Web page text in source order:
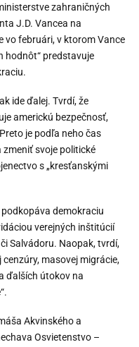
zahraničných
J.D. Vancea na
vo februári, v ktorom Vance
hodnôt“ predstavuje
ide ďalej. Tvrdí, že
americkú bezpečnosť,
je podľa neho čas
zmeniť svoje politické
s „kresťanskými
demokraciu
verejných inštitúcií
Salvádoru. Naopak, tvrdí,
masovej migrácie,
ďalších útokov na
Akvinského a
Osvietenstvo –